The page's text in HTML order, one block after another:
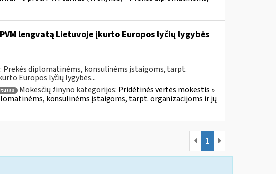
lengvatą Lietuvoje įkurto Europos lyčių lygybės
Prekės diplomatinėms, konsulinėms įstaigoms, tarpt.
Europos lyčių lygybės...
Mokesčių žinyno kategorijos: Pridėtinės vertės mokestis »
konsulinėms įstaigoms, tarpt. organizacijoms ir jų
1